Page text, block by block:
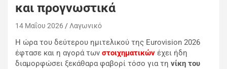
και προγνωστικά
14 Μαΐου 2026 Λαγωνικό
Η ώρα του δεύτερου ημιτελικού της Eurovision 2026
έφτασε και η αγορά των στοιχηματικών έχει ήδη
διαμορφώσει ξεκάθαρα φαβορί τόσο για τη νίκη του